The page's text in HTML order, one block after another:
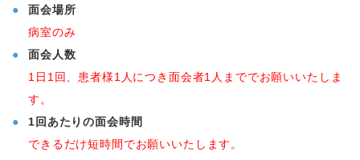
面会場所
病室のみ
面会人数
1日1回、患者様1人につき面会者1人まででお願いいたしま
す。
1回あたりの面会時間
できるだけ短時間でお願いいたします。